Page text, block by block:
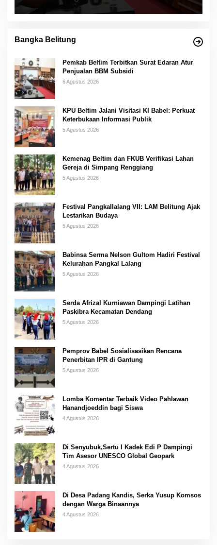
Bangka Belitung
Pemkab Beltim Terbitkan Surat Edaran Atur
Penjualan BBM Subsidi
6 Agustus 2026
KPU Beltim Jalani Visitasi KI Babel: Perkuat
Keterbukaan Informasi Publik
5 Agustus 2026
Kemenag Beltim dan FKUB Verifikasi Lahan
Gereja di Simpang Renggiang
5 Agustus 2026
Festival Pangkallalang VII: LAM Belitung Ajak
Lestarikan Budaya
5 Agustus 2026
Babinsa Serma Nelson Gultom Hadiri Festival
Kelurahan Pangkal Lalang
5 Agustus 2026
Serda Afrizal Kurniawan Dampingi Latihan
Paskibra Kecamatan Dendang
5 Agustus 2026
Pemprov Babel Sosialisasikan Rencana
Penerbitan IPR di Gantung
5 Agustus 2026
Lomba Komentar Terbaik Video Pahlawan
Hanandjoeddin bagi Siswa
4 Agustus 2026
Di Senyubuk,Sertu I Kadek Edi P Dampingi
Tim Asesor UNESCO Global Geopark
4 Agustus 2026
Di Desa Padang Kandis, Serka Yusup Komsos
dengan Warga Binaannya
4 Agustus 2026